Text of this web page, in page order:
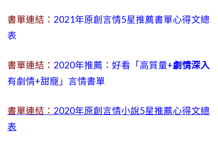
書單連結： 2021年原創言情5星推薦書單心得文總
表
書單連結： 2020年推薦：好看「高質量+劇情深入
有劇情+甜寵」言情書單
書單連結： 2020年原創言情小說5星推薦心得文總
表